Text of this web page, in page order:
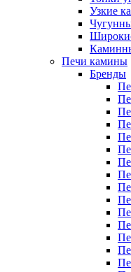
Узкие
Печи камины
Бренды